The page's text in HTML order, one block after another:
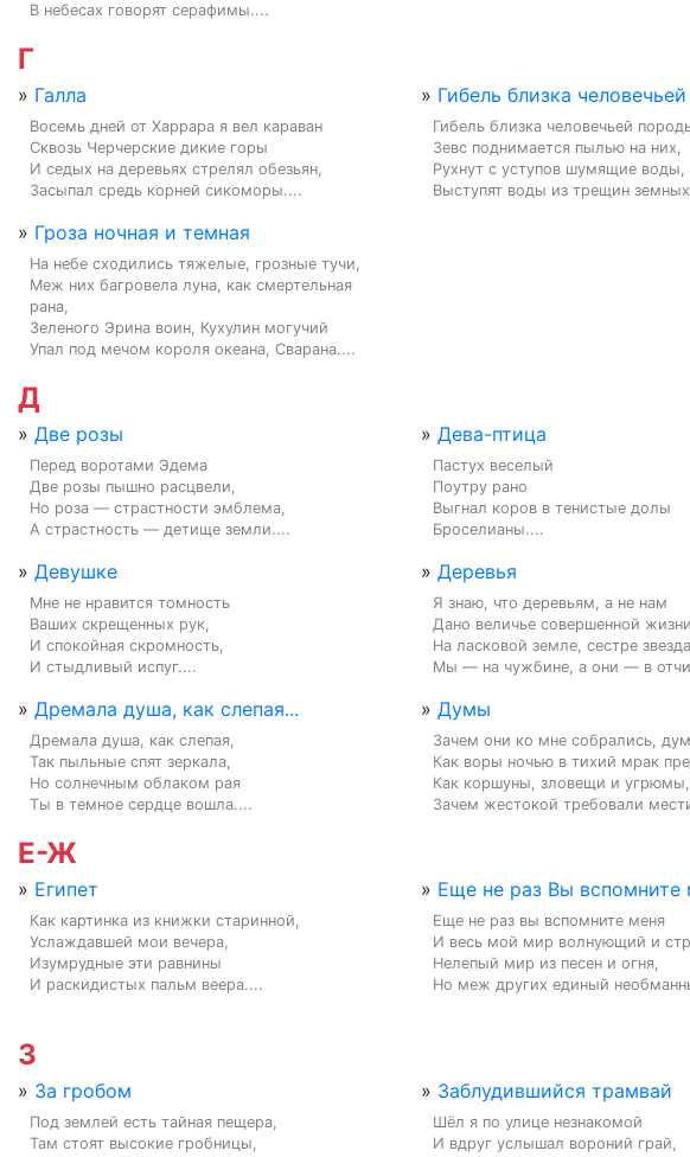
В небесах говорят серафимы....
Г
» Галла
Восемь дней от Харрара я вел караван
Сквозь Черчерские дикие горы
И седых на деревьях стрелял обезьян,
Засыпал средь корней сикоморы....
» Гибель близка
Гибель близка человечьей
Зевс поднимается пылью на них,
Рухнут с уступов шумящие воды,
Выступят воды из трещин
» Гроза ночная и темная
На небе сходились тяжелые, грозные тучи,
Меж них багровела луна, как смертельная
рана,
Зеленого Эрина воин, Кухулин могучий
Упал под мечом короля океана, Сварана....
Д
» Две розы
Перед воротами Эдема
Две розы пышно расцвели,
Но роза — страстности эмблема,
А страстность — детище земли....
» Дева-птица
Пастух веселый
Поутру рано
Выгнал коров в тенистые долы
Броселианы....
» Девушке
Мне не нравится томность
Ваших скрещенных рук,
И спокойная скромность,
И стыдливый испуг....
» Деревья
Я знаю, что деревьям, а не нам
Дано величье совершенной
На ласковой земле, сестре
Мы — на чужбине, а они — в
» Дремала душа, как слепая...
Дремала душа, как слепая,
Так пыльные спят зеркала,
Но солнечным облаком рая
Ты в темное сердце вошла....
» Думы
Зачем они ко мне собрались,
Как воры ночью в тихий мрак
Как коршуны, зловещи и угрюмы,
Зачем жестокой требовали
Е-Ж
» Египет
Как картинка из книжки старинной,
Услаждавшей мои вечера,
Изумрудные эти равнины
И раскидистых пальм веера....
» Еще не раз Вы вспомните
Еще не раз вы вспомните меня
И весь мой мир волнующий и
Нелепый мир из песен и огня,
Но меж других единый
З
» За гробом
Под землей есть тайная пещера,
Там стоят высокие гробницы,
» Заблудившийся трамвай
Шёл я по улице незнакомой
И вдруг услышал вороний грай,